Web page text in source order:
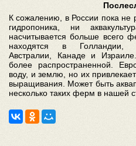
К сожалению, в России пока не
гидропоника, ни
насчитывается больше
находятся в Голландии,
Австралии, Канаде и
более распространенной.
воду, и землю, но их
выращивания. Может быть
несколько таких ферм в нашей